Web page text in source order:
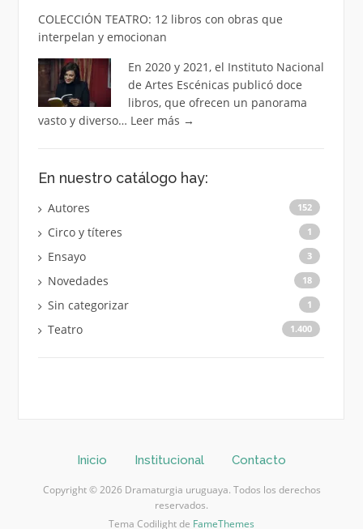
COLECCIÓN TEATRO: 12 libros con obras que
interpelan y emocionan
En 2020 y 2021, el Instituto Nacional
de Artes Escénicas publicó doce
libros, que ofrecen un panorama
vasto y diverso… Leer más →
En nuestro catálogo hay:
Autores 152
Circo y títeres 1
Ensayo 3
Novedades 18
Sin categorizar 1
Teatro 1.400
Inicio Institucional Contacto
Copyright © 2026 Dramaturgia uruguaya. Todos los derechos
reservados.
Tema Codilight de FameThemes